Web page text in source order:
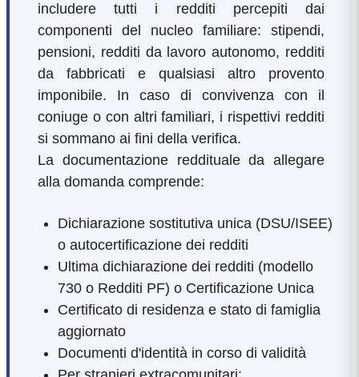
includere tutti i redditi percepiti dai
componenti del nucleo familiare: stipendi,
pensioni, redditi da lavoro autonomo, redditi
da fabbricati e qualsiasi altro provento
imponibile. In caso di convivenza con il
coniuge o con altri familiari, i rispettivi redditi
si sommano ai fini della verifica.
La documentazione reddituale da allegare
alla domanda comprende:
Dichiarazione sostitutiva unica (DSU/ISEE)
o autocertificazione dei redditi
Ultima dichiarazione dei redditi (modello
730 o Redditi PF) o Certificazione Unica
Certificato di residenza e stato di famiglia
aggiornato
Documenti d'identità in corso di validità